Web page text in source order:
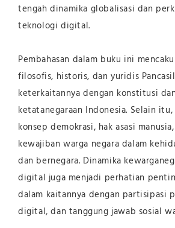
tengah dinamika globalisasi dan
teknologi digital.
Pembahasan dalam buku ini
filosofis, historis, dan yuridis
keterkaitannya dengan konstitusi
ketatanegaraan Indonesia. Selain
konsep demokrasi, hak asasi
kewajiban warga negara dalam
dan bernegara. Dinamika
digital juga menjadi perhatian
dalam kaitannya dengan partisipasi
digital, dan tanggung jawab sosial